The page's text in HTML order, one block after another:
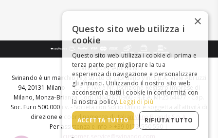
BEVI RESPONSABILMENTE
Svinando è un marchio registrato di Giordano Vini S.p.A. Viale Abruzzi
94, 20131 Milano - - C.F., P.IVA e Nr. Iscrizione Registro Imprese di
Milano, Monza-Brianza, Lodi 04642870960 - R.E.A. MI-2564477 - Cap.
Soc. Euro 500.000 i.v. - Società con Socio Unico e soggetta all'attività di
direzione e coordinamento diItalian Wine Brands S.p.A.
Per assistenza e info > +39 0173 550 550 |
customer.service@svinando.com
×
Questo sito web utilizza i
cookie
Questo sito web utilizza i cookie di prima e
terza parte per migliorare la tua
esperienza di navigazione e personalizzare
gli annunci. Utilizzando il nostro sito web
acconsenti a tutti i cookie in conformità con
la nostra policy. Leggi di più
ACCETTA TUTTO RIFIUTA TUTTO